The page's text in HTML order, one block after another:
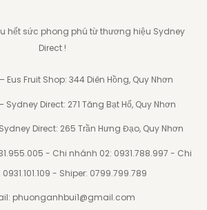
hết sức phong phú từ thương hiệu Sydney
Direct !
Eus Fruit Shop: 344 Diên Hồng, Quy Nhơn
Sydney Direct: 271 Tăng Bạt Hổ, Quy Nhơn
Direct: 265 Trần Hưng Đạo, Quy Nhơn
- Chi nhánh 02: 0931.788.997 - Chi
- Shiper: 0799.799.789
phuonganhbui1@gmail.com